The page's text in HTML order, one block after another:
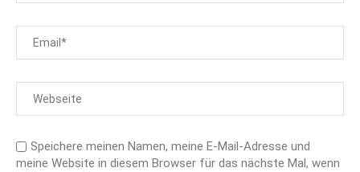
Speichere meinen Namen, meine E-Mail-Adresse und
meine Website in diesem Browser für das nächste Mal, wenn